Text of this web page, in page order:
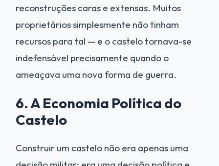
reconstruções caras e extensas. Muitos
proprietários simplesmente não tinham
recursos para tal — e o castelo tornava-se
indefensável precisamente quando o
ameaçava uma nova forma de guerra.
6. A Economia Política do
Castelo
Construir um castelo não era apenas uma